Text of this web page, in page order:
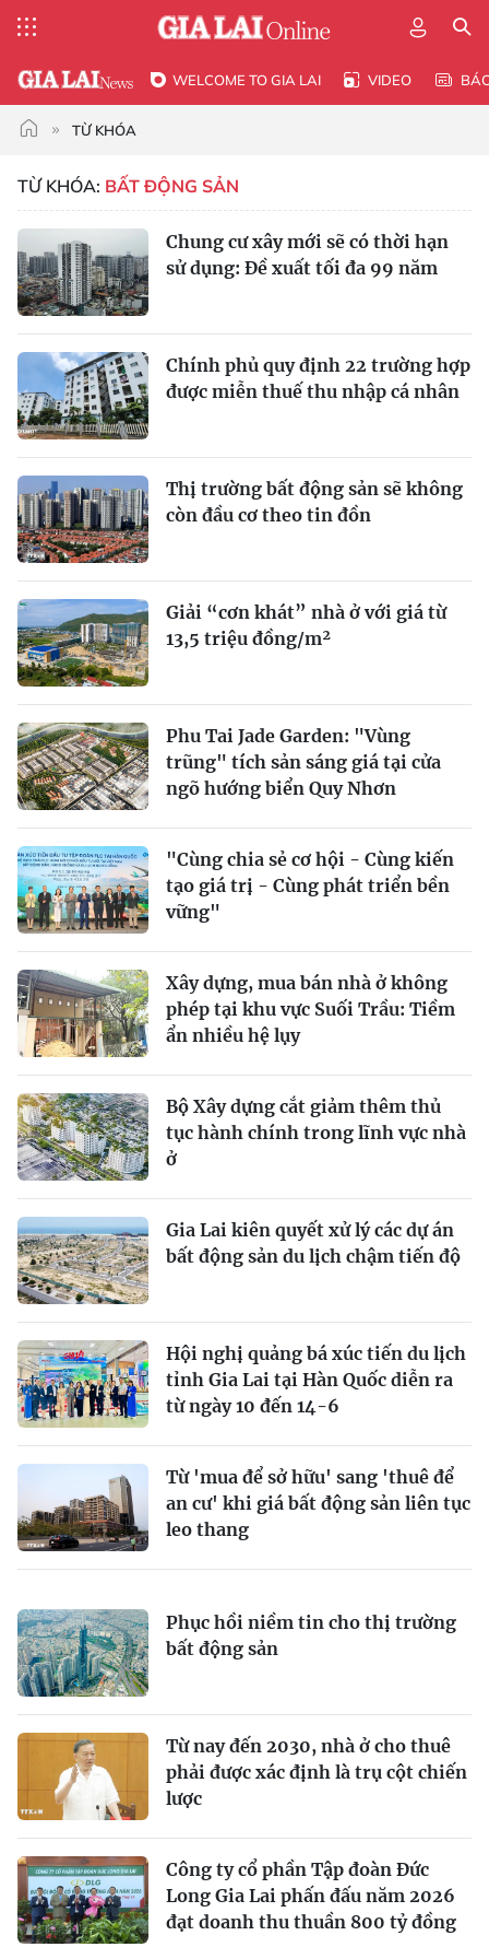
WELCOME TO GIA LAI VIDEO
TỪ KHÓA
TỪ KHÓA: BẤT ĐỘNG SẢN
Chung cư xây mới sẽ có thời hạn
sử dụng: Đề xuất tối đa 99 năm
Chính phủ quy định 22 trường hợp
được miễn thuế thu nhập cá nhân
Thị trường bất động sản sẽ không
còn đầu cơ theo tin đồn
Giải “cơn khát” nhà ở với giá từ
13,5 triệu đồng/m²
Phu Tai Jade Garden: "Vùng
trũng" tích sản sáng giá tại cửa
ngõ hướng biển Quy Nhơn
"Cùng chia sẻ cơ hội - Cùng kiến
tạo giá trị - Cùng phát triển bền
vững"
Xây dựng, mua bán nhà ở không
phép tại khu vực Suối Trầu: Tiềm
ẩn nhiều hệ lụy
Bộ Xây dựng cắt giảm thêm thủ
tục hành chính trong lĩnh vực nhà
ở
Gia Lai kiên quyết xử lý các dự án
bất động sản du lịch chậm tiến độ
Hội nghị quảng bá xúc tiến du lịch
tỉnh Gia Lai tại Hàn Quốc diễn ra
từ ngày 10 đến 14-6
Từ 'mua để sở hữu' sang 'thuê để
an cư' khi giá bất động sản liên tục
leo thang
Phục hồi niềm tin cho thị trường
bất động sản
Từ nay đến 2030, nhà ở cho thuê
phải được xác định là trụ cột chiến
lược
Công ty cổ phần Tập đoàn Đức
Long Gia Lai phấn đấu năm 2026
đạt doanh thu thuần 800 tỷ đồng